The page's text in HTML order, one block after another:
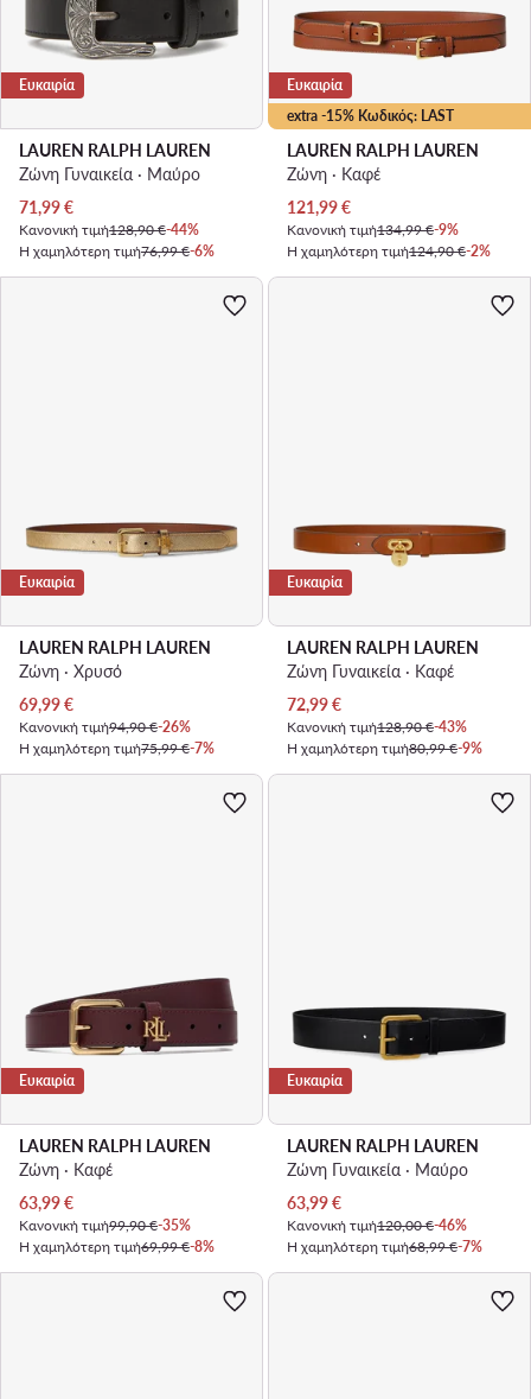
Ευκαιρία
LAUREN RALPH LAUREN
Ζώνη Γυναικεία · Μαύρο
Τρέχουσα τιμή
71,99€
Κανονική τιμή128,90 €-44%
Η χαμηλότερη τιμή76,99 €-6%
extra -15% Κωδικός: LAST
Ευκαιρία
LAUREN RALPH LAUREN
Ζώνη · Καφέ
Τρέχουσα τιμή
121,99€
Κανονική τιμή134,99 €-9%
Η χαμηλότερη τιμή124,90 €-2%
Ευκαιρία
LAUREN RALPH LAUREN
Ζώνη · Χρυσό
Τρέχουσα τιμή
69,99€
Κανονική τιμή94,90 €-26%
Η χαμηλότερη τιμή75,99 €-7%
Ευκαιρία
LAUREN RALPH LAUREN
Ζώνη Γυναικεία · Καφέ
Τρέχουσα τιμή
72,99€
Κανονική τιμή128,90 €-43%
Η χαμηλότερη τιμή80,99 €-9%
Ευκαιρία
LAUREN RALPH LAUREN
Ζώνη · Καφέ
Τρέχουσα τιμή
63,99€
Κανονική τιμή99,90 €-35%
Η χαμηλότερη τιμή69,99 €-8%
Ευκαιρία
LAUREN RALPH LAUREN
Ζώνη Γυναικεία · Μαύρο
Τρέχουσα τιμή
63,99€
Κανονική τιμή120,00 €-46%
Η χαμηλότερη τιμή68,99 €-7%